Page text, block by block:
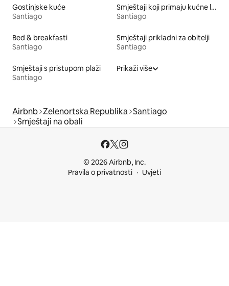
Gostinjske kuće
Santiago
Smještaji koji primaju kućne ljubimce
Santiago
Bed & breakfasti
Santiago
Smještaji prikladni za obitelji
Santiago
Smještaji s pristupom plaži
Santiago
Prikaži više
Airbnb Zelenortska Republika Santiago
Smještaji na obali
© 2026 Airbnb, Inc.
Pravila o privatnosti
Uvjeti